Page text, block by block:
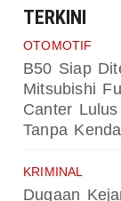
TERKINI
OTOMOTIF
B50 Siap
Mitsubishi
Canter
Tanpa
KRIMINAL
Dugaan